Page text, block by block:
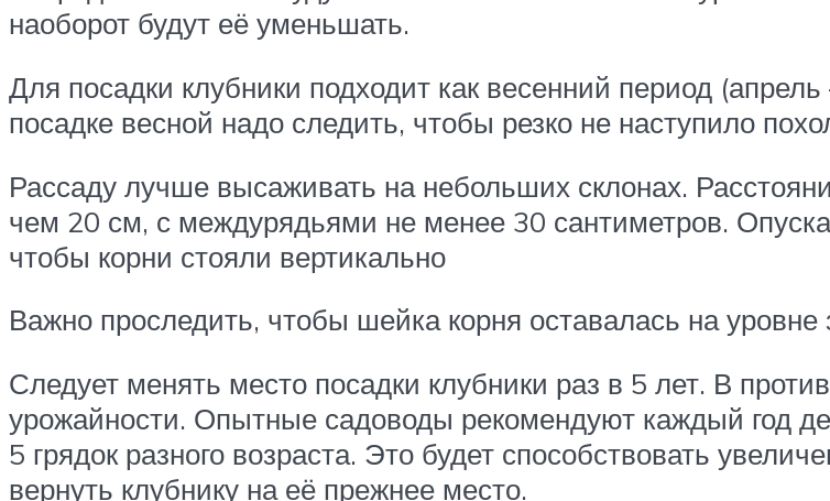
наоборот будут её уменьшать.
Для посадки клубники подходит как весенний период
посадке весной надо следить, чтобы резко не наступило
Рассаду лучше высаживать на небольших склонах.
чем 20 см, с междурядьями не менее 30 сантиметров.
чтобы корни стояли вертикально
Важно проследить, чтобы шейка корня оставалась на уровне
Следует менять место посадки клубники раз в 5 лет. В
урожайности. Опытные садоводы рекомендуют каждый год
5 грядок разного возраста. Это будет способствовать
вернуть клубнику на её прежнее место.